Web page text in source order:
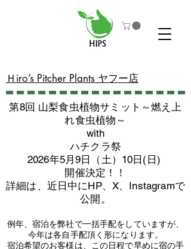
​Ｈiro’s Pitcher Plants ヤフー店
第8回 山梨食虫植物サミット～燃え上
れ食虫植物～
with
​ハチクラ祭
2026年5月9日（土）10日(日)
​開催決定！！
詳細は、近日中にHP、X、Instagramで
公開。
例年、宿泊を弊社で一括手配をしていますが、
今年は各自手配頂く形になります。
​宿泊希望のお客様は、この日程で早めに宿の手